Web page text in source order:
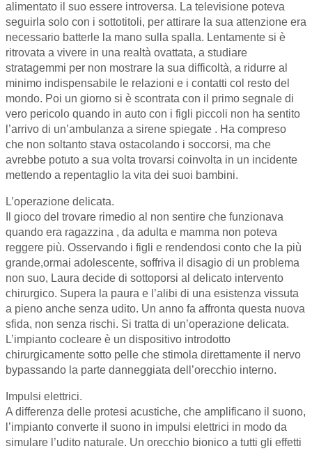
alimentato il suo essere introversa. La televisione poteva
seguirla solo con i sottotitoli, per attirare la sua attenzione era
necessario batterle la mano sulla spalla. Lentamente si è
ritrovata a vivere in una realtà ovattata, a studiare
stratagemmi per non mostrare la sua difficoltà, a ridurre al
minimo indispensabile le relazioni e i contatti col resto del
mondo. Poi un giorno si è scontrata con il primo segnale di
vero pericolo quando in auto con i figli piccoli non ha sentito
l’arrivo di un’ambulanza a sirene spiegate . Ha compreso
che non soltanto stava ostacolando i soccorsi, ma che
avrebbe potuto a sua volta trovarsi coinvolta in un incidente
mettendo a repentaglio la vita dei suoi bambini.
L’operazione delicata.
Il gioco del trovare rimedio al non sentire che funzionava
quando era ragazzina , da adulta e mamma non poteva
reggere più. Osservando i figli e rendendosi conto che la più
grande,ormai adolescente, soffriva il disagio di un problema
non suo, Laura decide di sottoporsi al delicato intervento
chirurgico. Supera la paura e l’alibi di una esistenza vissuta
a pieno anche senza udito. Un anno fa affronta questa nuova
sfida, non senza rischi. Si tratta di un’operazione delicata.
L’impianto cocleare è un dispositivo introdotto
chirurgicamente sotto pelle che stimola direttamente il nervo
bypassando la parte danneggiata dell’orecchio interno.
Impulsi elettrici.
A differenza delle protesi acustiche, che amplificano il suono,
l’impianto converte il suono in impulsi elettrici in modo da
simulare l’udito naturale. Un orecchio bionico a tutti gli effetti